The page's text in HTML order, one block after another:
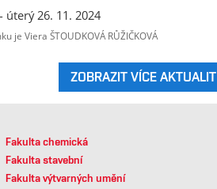
úterý 26. 11. 2024
je Viera ŠTOUDKOVÁ RŮŽIČKOVÁ
ZOBRAZIT VÍCE AKTUALIT
Fakulta chemická
Fakulta stavební
Fakulta výtvarných umění